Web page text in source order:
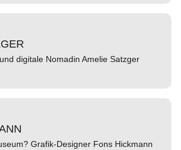
digitale Nomadin Amelie Satzger
Grafik-Designer Fons Hickmann